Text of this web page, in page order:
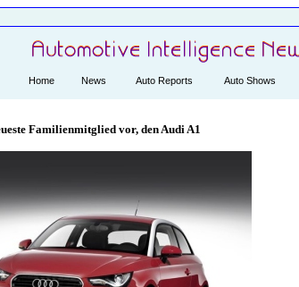
Home News Auto Reports Auto Shows
Familienmitglied vor, den Audi A1